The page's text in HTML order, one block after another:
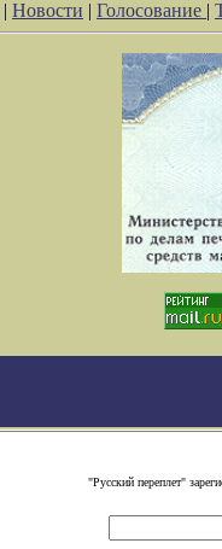
| Новости | Голосование |
"Русский переплет"